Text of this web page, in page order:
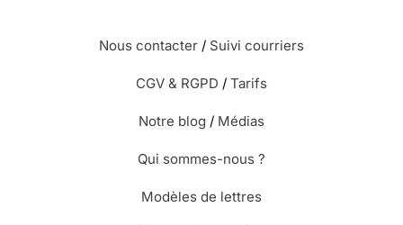
Nous contacter / Suivi courriers
CGV & RGPD / Tarifs
Notre blog / Médias
Qui sommes-nous ?
Modèles de lettres